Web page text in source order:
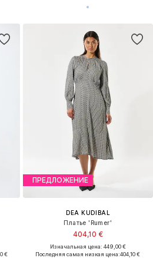
€
ПРЕДЛОЖЕНИЕ
DEA KUDIBAL
Платье 'Rumer'
404,10 €
Изначальная цена: 449,00 €
Последняя самая низкая цена:404,10 €